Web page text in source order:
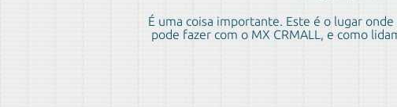
É uma coisa importante. Este é o lugar
pode fazer com o MX CRMALL, e como